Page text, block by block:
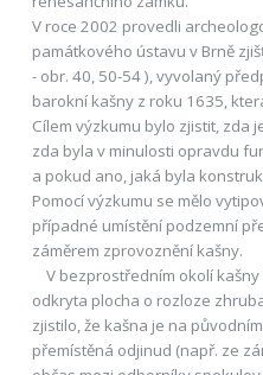
V roce 2002 provedli
památkového ústavu v Brně
- obr. 40, 50-54 ), vyvolaný
barokní kašny z roku 1635,
Cílem výzkumu bylo zjistit, zda
zda byla v minulosti opravdu
a pokud ano, jaká byla
Pomocí výzkumu se mělo
případné umístění podzemní
záměrem zprovoznění kašny.
V bezprostředním okolí
odkryta plocha o rozloze
zjistilo, že kašna je na
přemístěná odjinud (např. ze